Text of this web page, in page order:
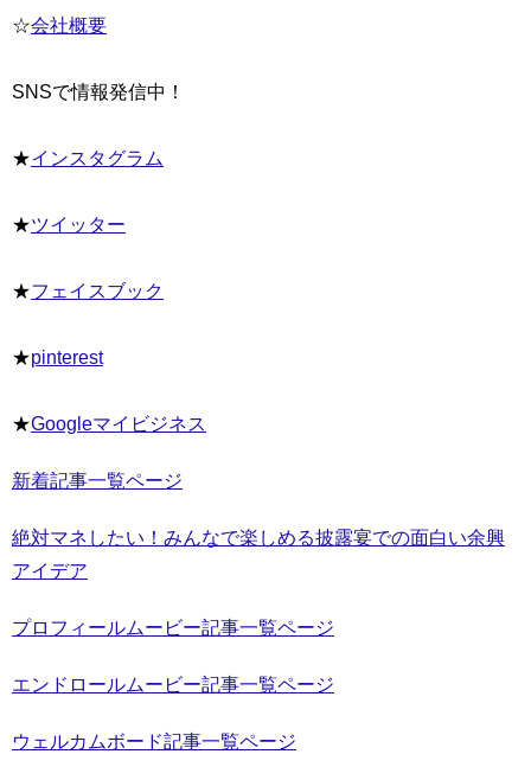
☆会社概要
SNSで情報発信中！
★インスタグラム
★ツイッター
★フェイスブック
★pinterest
★Googleマイビジネス
新着記事一覧ページ
絶対マネしたい！みんなで楽しめる披露宴での面白い余興
アイデア
プロフィールムービー記事一覧ページ
エンドロールムービー記事一覧ページ
ウェルカムボード記事一覧ページ